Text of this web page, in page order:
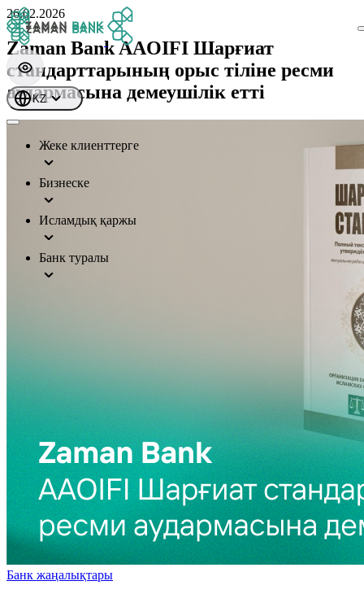
KZ
Жеке клиенттерге
Бизнеске
Исламдық қаржы
Банк туралы
26.02.2026
Zaman Bank AAOIFI Шарғиат
стандарттарының орыс тіліне ресми
аудармасына демеушілік етті
Банк жаңалықтары